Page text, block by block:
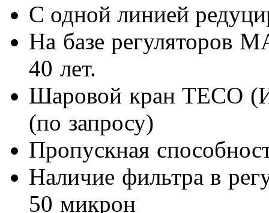
С одной линией
На базе регуляторов
40 лет.
Шаровой кран ТЕСО
(по запросу)
Пропускная
Наличие фильтра в
50 микрон